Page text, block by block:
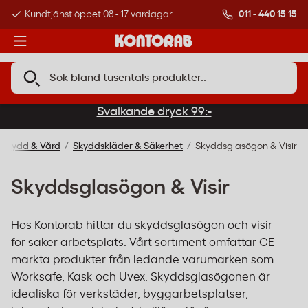
Kundtjänst öppet 08 - 17 vardagar Över 500 000
011 - 440 15 15
Svalkande dryck 99:-
& Vård Skyddskläder & Säkerhet Skyddsglasögon & Visir
Skyddsglasögon & Visir
Hos Kontorab hittar du skyddsglasögon och visir
för säker arbetsplats. Vårt sortiment omfattar CE-
märkta produkter från ledande varumärken som
Worksafe, Kask och Uvex. Skyddsglasögonen är
idealiska för verkstäder, byggarbetsplatser,